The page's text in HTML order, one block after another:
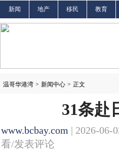
新闻 地产 移民 教育
温哥华港湾 > 新闻中心 > 正文
31条赴
www.bcbay.com | 2026-06-
看/发表评论